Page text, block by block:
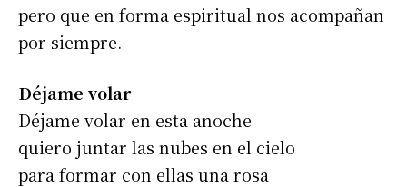
pero que en forma espiritual nos acompañan
por siempre.
Déjame volar
Déjame volar en esta anoche
quiero juntar las nubes en el cielo
para formar con ellas una rosa